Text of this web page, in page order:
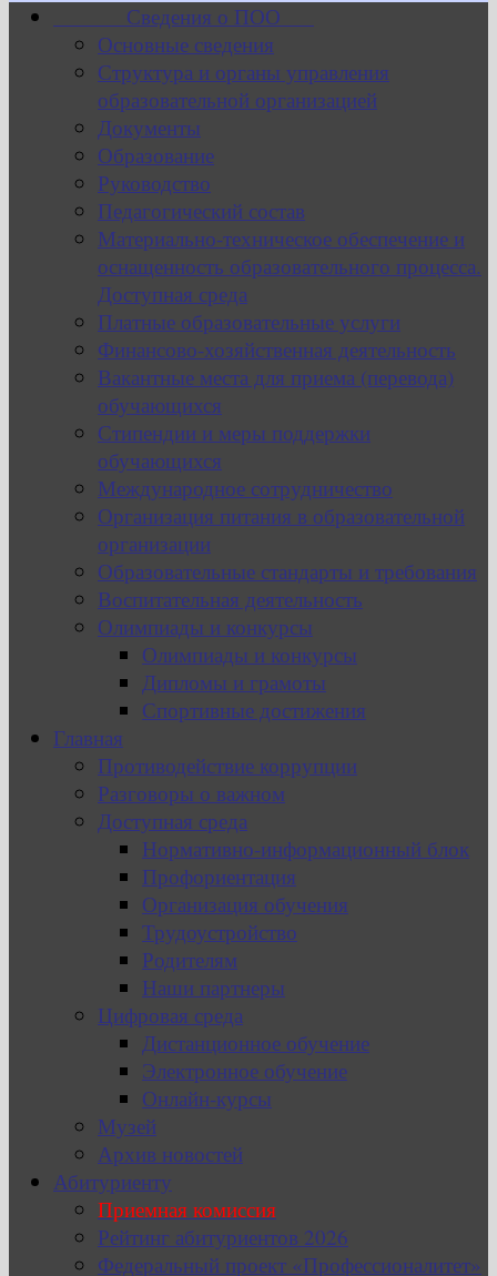
Сведения о ПОО
Основные сведения
Структура и органы управления
образовательной организацией
Документы
Образование
Руководство
Педагогический состав
Материально-техническое обеспечение и
оснащенность образовательного процесса.
Доступная среда
Платные образовательные услуги
Финансово-хозяйственная деятельность
Вакантные места для приема (перевода)
обучающихся
Стипендии и меры поддержки
обучающихся
Международное сотрудничество
Организация питания в образовательной
организации
Образовательные стандарты и требования
Воспитательная деятельность
Олимпиады и конкурсы
Олимпиады и конкурсы
Дипломы и грамоты
Спортивные достижения
Главная
Противодействие коррупции
Разговоры о важном
Доступная среда
Нормативно-информационный блок
Профориентация
Организация обучения
Трудоустройство
Родителям
Наши партнеры
Цифровая среда
Дистанционное обучение
Электронное обучение
Онлайн-курсы
Музей
Архив новостей
Абитуриенту
Приемная комиссия
Рейтинг абитуриентов 2026
Федеральный проект «Профессионалитет»